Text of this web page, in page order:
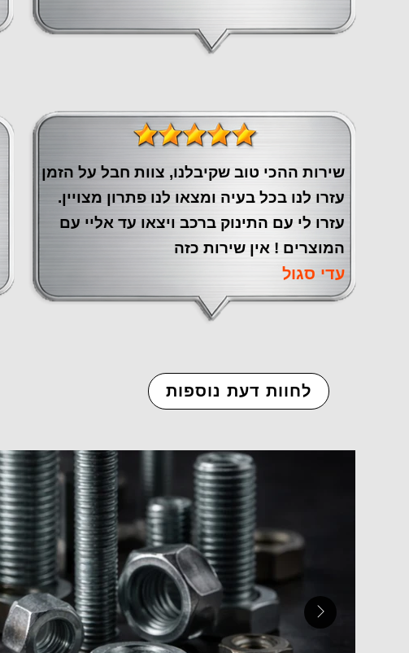
שירות ההכי טוב שקיבלנו, צוות חבל על הזמן
עזרו לנו בכל בעיה ומצאו לנו פתרון מצויין.
עזרו לי עם התינוק ברכב ויצאו עד אליי עם
המוצרים ! אין שירות כזה
עדי סגול
לחוות דעת נוספות